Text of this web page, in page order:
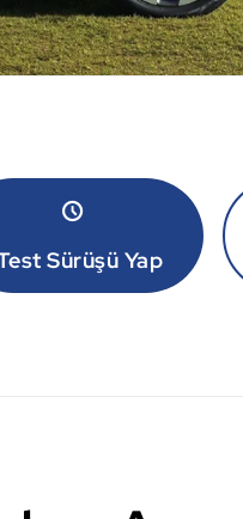
Sürüşü Yap